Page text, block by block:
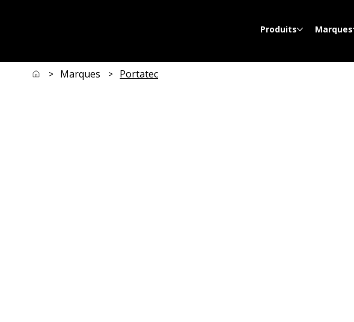
Produits Marques
> Marques > Portatec